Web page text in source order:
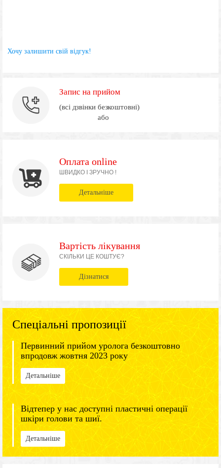
Хочу залишити свій відгук!
Запис на прийом
(всі дзвінки безкоштовні)
або
Оплата online
ШВИДКО І ЗРУЧНО !
Детальніше
Вартість лікування
СКІЛЬКИ ЦЕ КОШТУЄ?
Дізнатися
Спеціальні пропозиції
Первинний прийом уролога безкоштовно
впродовж жовтня 2023 року
Детальніше
Відтепер у нас доступні пластичні операції
шкіри голови та шиї.
Детальніше